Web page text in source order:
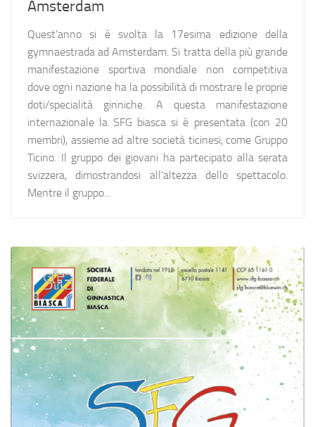
Amsterdam
Quest’anno si è svolta la 17esima edizione della
gymnaestrada ad Amsterdam. Si tratta della più grande
manifestazione sportiva mondiale non competitiva
dove ogni nazione ha la possibilità di mostrare le proprie
doti/specialità ginniche. A questa manifestazione
internazionale la SFG biasca si è presentata (con 20
membri), assieme ad altre società ticinesi, come Gruppo
Ticino. Il gruppo dei giovani ha partecipato alla serata
svizzera, dimostrandosi all’altezza dello spettacolo.
Mentre il gruppo...